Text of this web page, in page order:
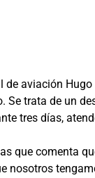
aviación
trata de un
tres días,
que comenta
nosotros